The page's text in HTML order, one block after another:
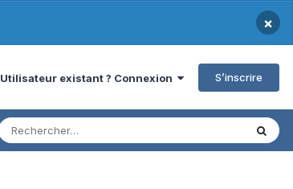
×
Utilisateur existant ? Connexion S’inscrire